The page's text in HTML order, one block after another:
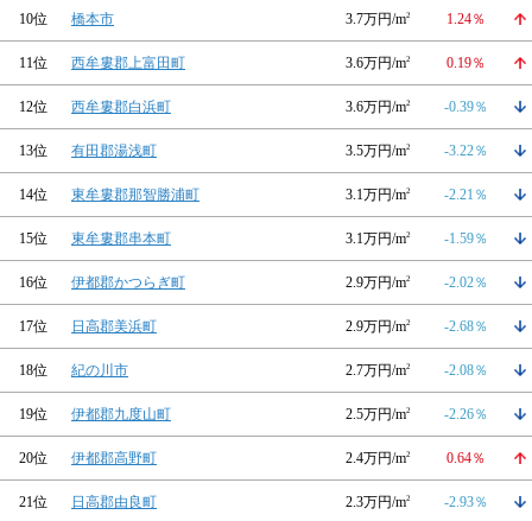
10位 橋本市 3.7万円/m2 1.24％
11位 西牟婁郡上富田町 3.6万円/m2 0.19％
12位 西牟婁郡白浜町 3.6万円/m2 -0.39％
13位 有田郡湯浅町 3.5万円/m2 -3.22％
14位 東牟婁郡那智勝浦町 3.1万円/m2 -2.21％
15位 東牟婁郡串本町 3.1万円/m2 -1.59％
16位 伊都郡かつらぎ町 2.9万円/m2 -2.02％
17位 日高郡美浜町 2.9万円/m2 -2.68％
18位 紀の川市 2.7万円/m2 -2.08％
19位 伊都郡九度山町 2.5万円/m2 -2.26％
20位 伊都郡高野町 2.4万円/m2 0.64％
21位 日高郡由良町 2.3万円/m2 -2.93％